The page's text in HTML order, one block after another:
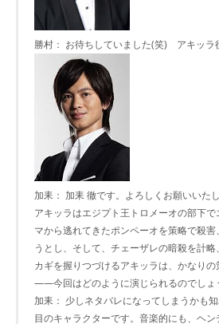
勝村： お待ちしていました(笑) アキッラ
加耒： 加耒 徹です。よろしくお願いいたし
アキッラはエジプト王トロメーオの部下
マから逃れてきたポンペーオを策略で殺
うとし、そして、チェーザレの暗殺を計
カギを握りつづけるアキッラは、かなりの
――今回はどのように演じられるのでしょ
加耒： 少しネタバレになってしまうかも
目のキャラクターです。音楽的にも、ヘ